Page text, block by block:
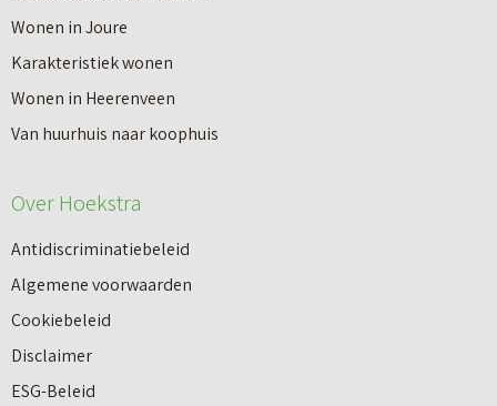
t
a
p
p
n
n
a
a
r
e
V
a
n
n
e
Wonen in Joure
Karakteristiek wonen
Wonen in Heerenveen
Van huurhuis naar koophuis
Over Hoekstra
Antidiscriminatiebeleid
Algemene voorwaarden
Cookiebeleid
Disclaimer
ESG-Beleid